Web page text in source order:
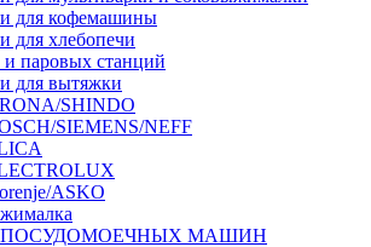
для кофемашины
для хлебопечи
паровых станций
для вытяжки
SHINDO
SIEMENS/NEFF
ASKO
ПОСУДОМОЕЧНЫХ МАШИН